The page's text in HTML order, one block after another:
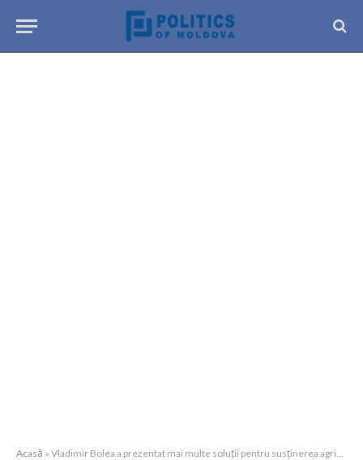
Acasă » Vladimir Bolea a prezentat mai multe soluții pentru susținerea agricultorilor